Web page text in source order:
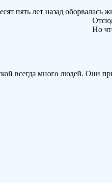
пять лет назад оборвалась
Но что
всегда много людей. Они